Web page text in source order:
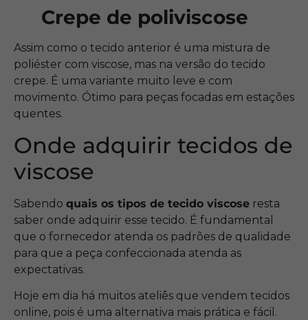
Crepe de poliviscose
Assim como o tecido anterior é uma mistura de
poliéster com viscose, mas na versão do tecido
crepe. É uma variante muito leve e com
movimento. Ótimo para peças focadas em estações
quentes.
Onde adquirir tecidos de
viscose
Sabendo quais os tipos de tecido viscose resta
saber onde adquirir esse tecido. É fundamental
que o fornecedor atenda os padrões de qualidade
para que a peça confeccionada atenda as
expectativas.
Hoje em dia há muitos ateliês que vendem tecidos
online, pois é uma alternativa mais prática e fácil.